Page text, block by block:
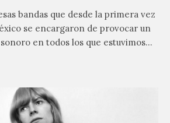
bandas que desde la primera vez
se encargaron de provocar un
en todos los que estuvimos